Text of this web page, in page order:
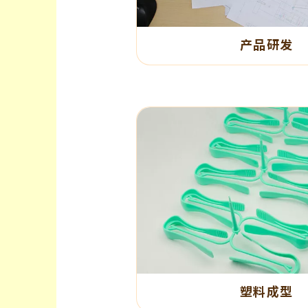
产品研发
塑料成型